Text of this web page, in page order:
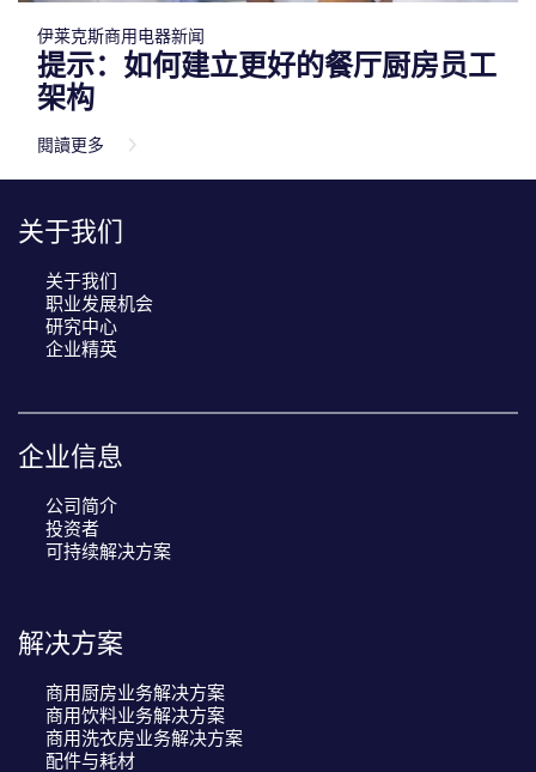
伊莱克斯商用电器新闻
提示：如何建立更好的餐厅厨房员工
架构
閱讀更多
关于我们
关于我们
职业发展机会
研究中心
企业精英
企业信息
公司简介
投资者
可持续解决方案
解决方案
商用厨房业务解决方案
商用饮料业务解决方案
商用洗衣房业务解决方案
配件与耗材